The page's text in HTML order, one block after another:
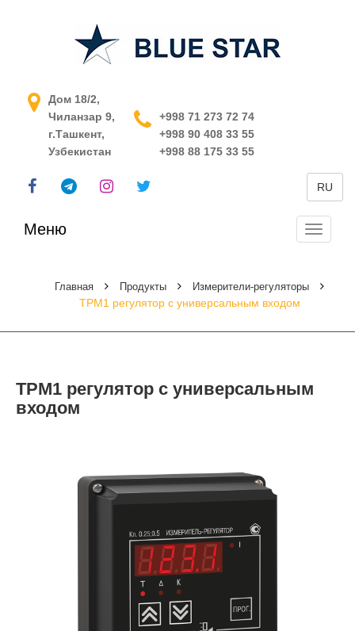
АСУ ТП в Узбекистане
Дом 18/2,
Чиланзар 9,
г.Ташкент,
Узбекистан
+998 71 273 72 74
+998 90 408 33 55
+998 88 175 33 55
RU
Меню
Главная Продукты Измерители-регуляторы
ТРМ1 регулятор с универсальным входом
ТРМ1 регулятор с универсальным
входом